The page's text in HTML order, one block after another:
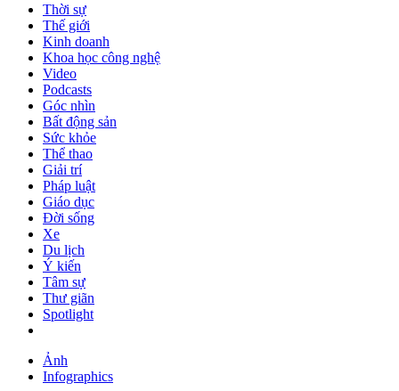
Thời sự
Thế giới
Kinh doanh
Khoa học công nghệ
Video
Podcasts
Góc nhìn
Bất động sản
Sức khỏe
Thể thao
Giải trí
Pháp luật
Giáo dục
Đời sống
Xe
Du lịch
Ý kiến
Tâm sự
Thư giãn
Spotlight
Ảnh
Infographics